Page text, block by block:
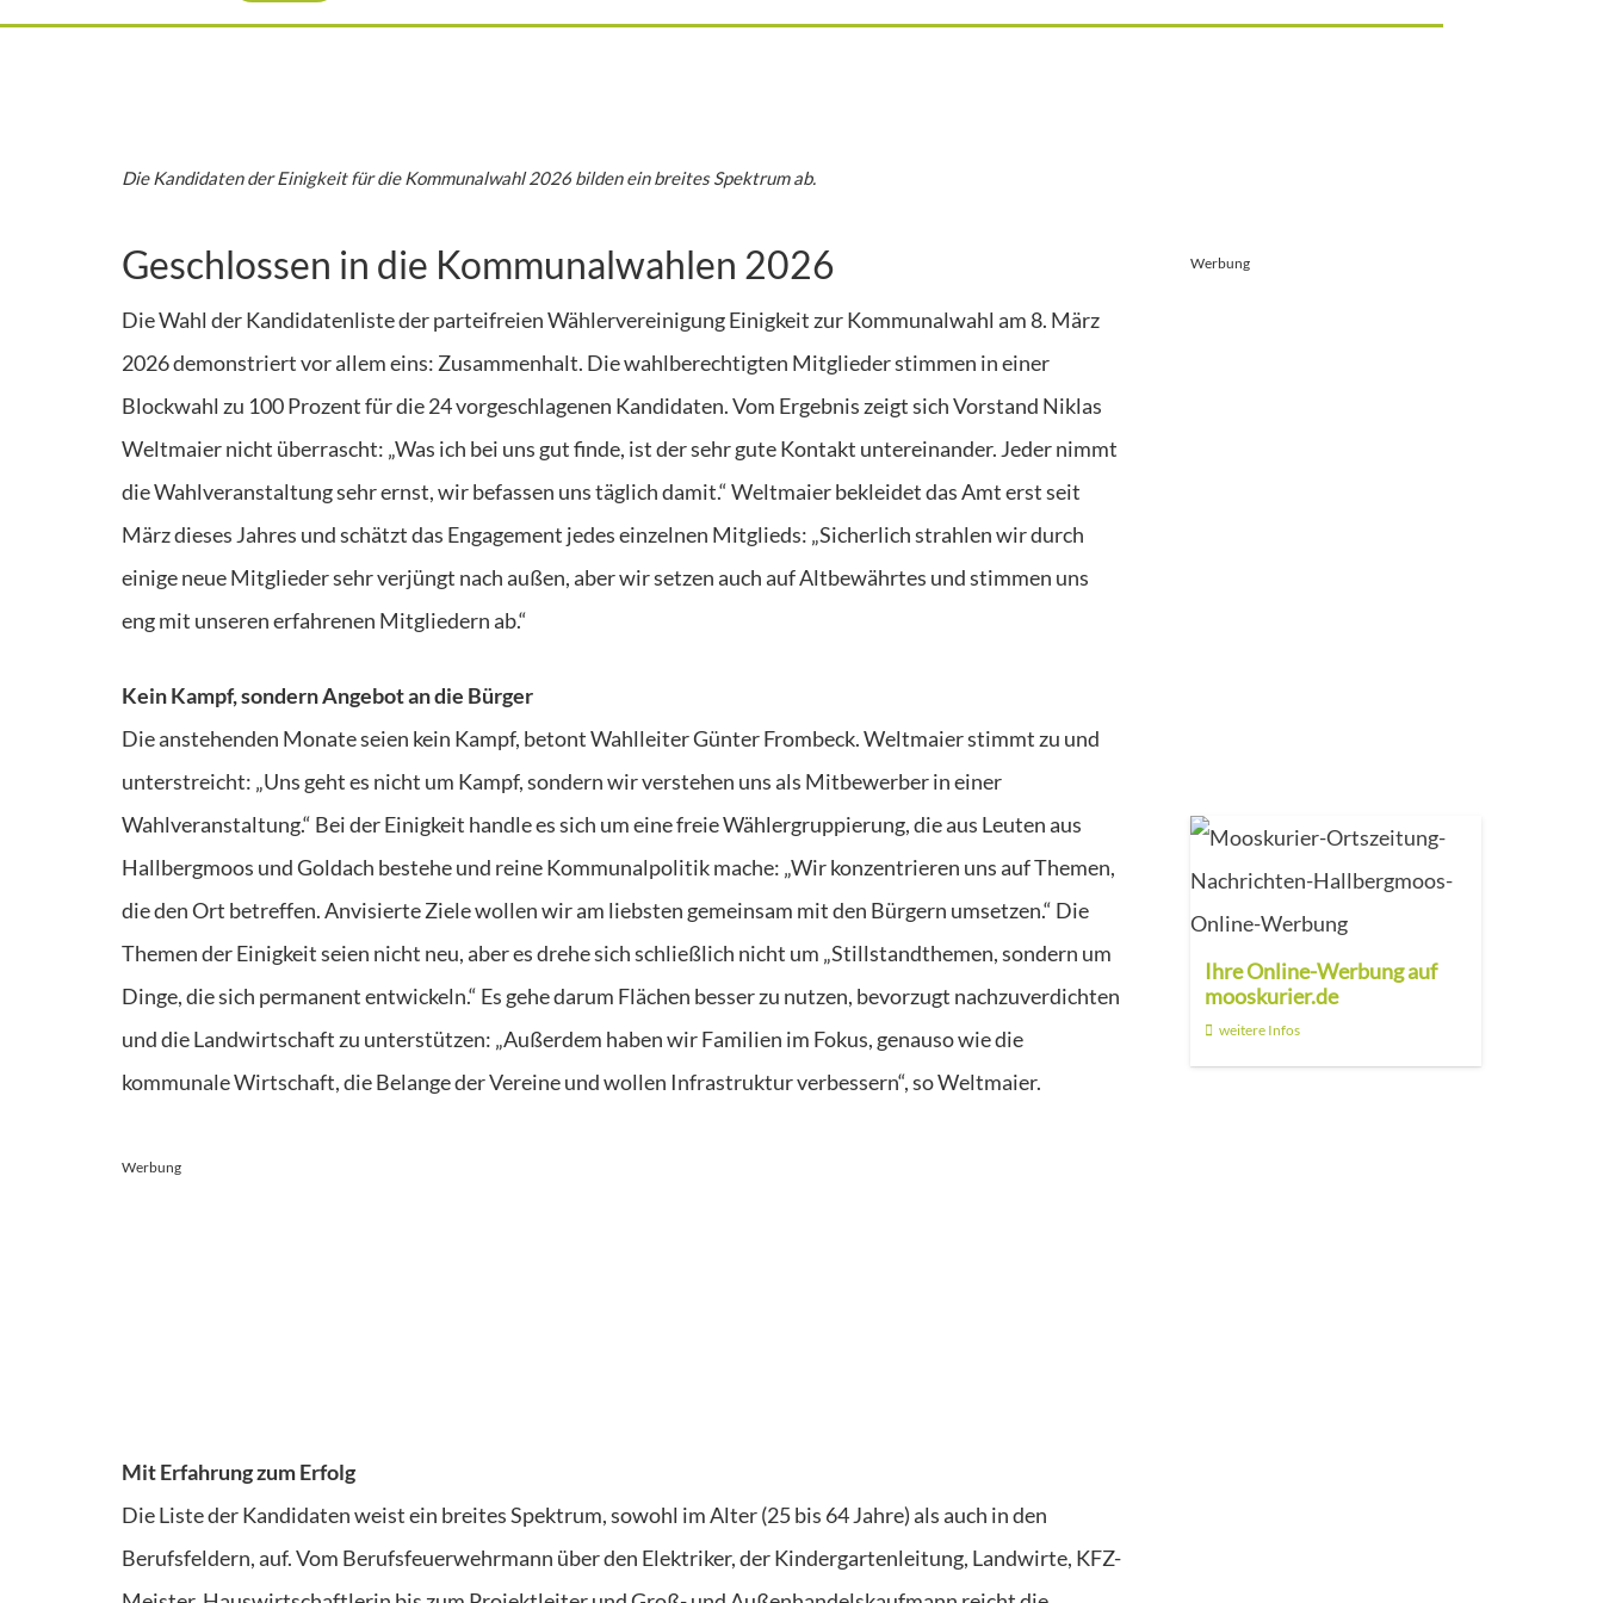
Die Kandidaten der Einigkeit für die Kommunalwahl 2026 bilden ein breites Spektrum ab.
Geschlossen in die Kommunalwahlen 2026
Die Wahl der Kandidatenliste der parteifreien Wählervereinigung Einigkeit zur Kommunalwahl am 8. März
2026 demonstriert vor allem eins: Zusammenhalt. Die wahlberechtigten Mitglieder stimmen in einer
Blockwahl zu 100 Prozent für die 24 vorgeschlagenen Kandidaten. Vom Ergebnis zeigt sich Vorstand Niklas
Weltmaier nicht überrascht: „Was ich bei uns gut finde, ist der sehr gute Kontakt untereinander. Jeder nimmt
die Wahlveranstaltung sehr ernst, wir befassen uns täglich damit.“ Weltmaier bekleidet das Amt erst seit
März dieses Jahres und schätzt das Engagement jedes einzelnen Mitglieds: „Sicherlich strahlen wir durch
einige neue Mitglieder sehr verjüngt nach außen, aber wir setzen auch auf Altbewährtes und stimmen uns
eng mit unseren erfahrenen Mitgliedern ab.“
Kein Kampf, sondern Angebot an die Bürger
Die anstehenden Monate seien kein Kampf, betont Wahlleiter Günter Frombeck. Weltmaier stimmt zu und
unterstreicht: „Uns geht es nicht um Kampf, sondern wir verstehen uns als Mitbewerber in einer
Wahlveranstaltung.“ Bei der Einigkeit handle es sich um eine freie Wählergruppierung, die aus Leuten aus
Hallbergmoos und Goldach bestehe und reine Kommunalpolitik mache: „Wir konzentrieren uns auf Themen,
die den Ort betreffen. Anvisierte Ziele wollen wir am liebsten gemeinsam mit den Bürgern umsetzen.“ Die
Themen der Einigkeit seien nicht neu, aber es drehe sich schließlich nicht um „Stillstandthemen, sondern um
Dinge, die sich permanent entwickeln.“ Es gehe darum Flächen besser zu nutzen, bevorzugt nachzuverdichten
und die Landwirtschaft zu unterstützen: „Außerdem haben wir Familien im Fokus, genauso wie die
kommunale Wirtschaft, die Belange der Vereine und wollen Infrastruktur verbessern“, so Weltmaier.
Werbung
Mit Erfahrung zum Erfolg
Die Liste der Kandidaten weist ein breites Spektrum, sowohl im Alter (25 bis 64 Jahre) als auch in den
Berufsfeldern, auf. Vom Berufsfeuerwehrmann über den Elektriker, der Kindergartenleitung, Landwirte, KFZ-
Werbung
Ihre Online-Werbung auf
mooskurier.de
weitere Infos